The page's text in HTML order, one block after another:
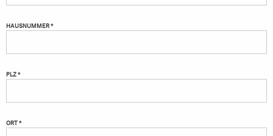
HAUSNUMMER *
PLZ *
ORT *